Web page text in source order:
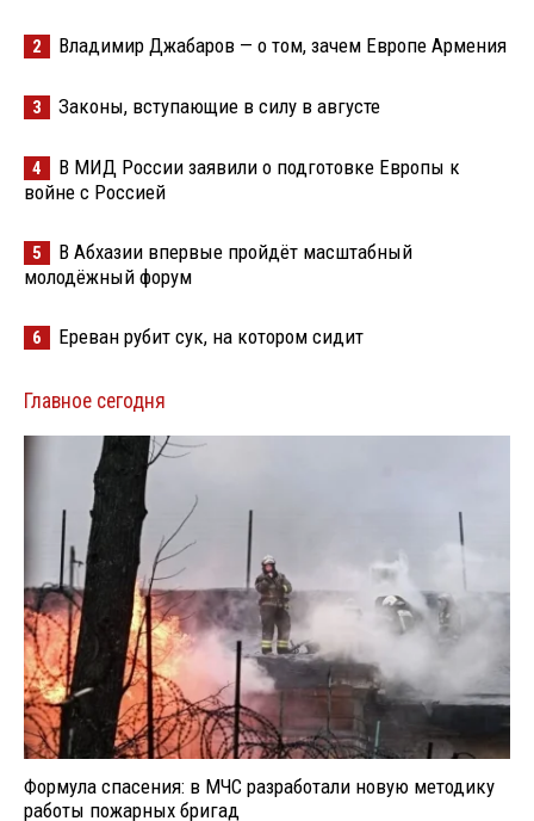
2 Владимир Джабаров — о том, зачем Европе Армения
3 Законы, вступающие в силу в августе
4
В МИД России заявили о подготовке Европы к
войне с Россией
5
В Абхазии впервые пройдёт масштабный
молодёжный форум
6 Ереван рубит сук, на котором сидит
Главное сегодня
Формула спасения: в МЧС разработали новую методику
работы пожарных бригад